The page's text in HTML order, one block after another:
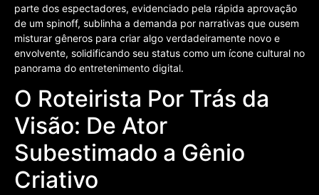
parte dos espectadores, evidenciado pela rápida aprovação
de um spinoff, sublinha a demanda por narrativas que ousem
misturar gêneros para criar algo verdadeiramente novo e
envolvente, solidificando seu status como um ícone cultural no
panorama do entretenimento digital.
O Roteirista Por Trás da
Visão: De Ator
Subestimado a Gênio
Criativo